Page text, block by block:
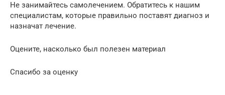
Не занимайтесь самолечением. Обратитесь к нашим
специалистам, которые правильно поставят диагноз и
назначат лечение.
Оцените, насколько был полезен материал
Спасибо за оценку